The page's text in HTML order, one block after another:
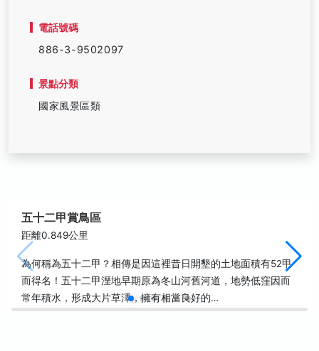
電話號碼
886-3-9502097
景點分類
國家風景區類
五十二甲賞鳥區
距離0.849公里
為何稱為五十二甲？相傳是因這裡昔日開墾的土地面積有52甲
而得名！五十二甲溼地早期原為冬山河舊河道，地勢低窪因而
常年積水，形成大片草澤，擁有相當良好的…